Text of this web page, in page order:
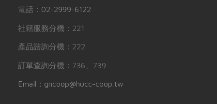
電話： 02-2999-6122
社籍服務分機：221
產品諮詢分機：222
訂單查詢分機：736、739
Email：gncoop@hucc-coop.tw